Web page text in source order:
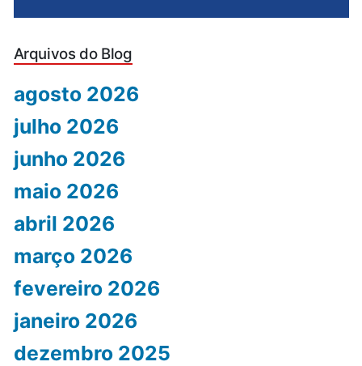
Arquivos do Blog
agosto 2026
julho 2026
junho 2026
maio 2026
abril 2026
março 2026
fevereiro 2026
janeiro 2026
dezembro 2025